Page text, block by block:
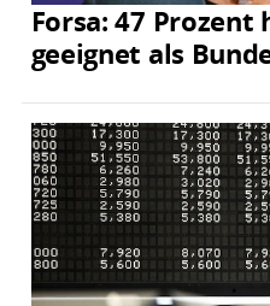
Forsa: 47
geeignet als